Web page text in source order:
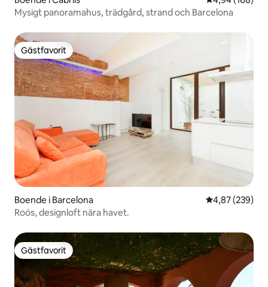
Mysigt panoramahus, trädgård, strand och Barcelona
Gästfavorit
Gästfavorit
Boende i Barcelona 4,87 av 5 i
4,87 (239)
Roós, designloft nära havet.
Gästfavorit
Gästfavorit